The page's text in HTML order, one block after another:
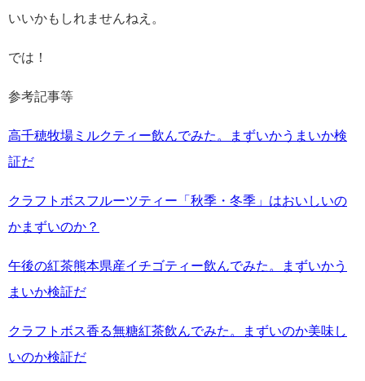
いいかもしれませんねえ。
では！
参考記事等
高千穂牧場ミルクティー飲んでみた。まずいかうまいか検
証だ
クラフトボスフルーツティー「秋季・冬季」はおいしいの
かまずいのか？
午後の紅茶熊本県産イチゴティー飲んでみた。まずいかう
まいか検証だ
クラフトボス香る無糖紅茶飲んでみた。まずいのか美味し
いのか検証だ